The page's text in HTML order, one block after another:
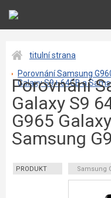
titulní strana
Porovnání Samsung
Galaxy S9+ 64GB a
Porovnání
Galaxy S9
G965
Samsung
PRODUKT Samsung